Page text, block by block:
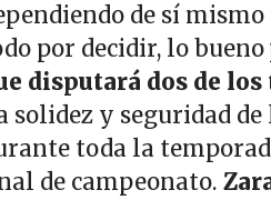
de sí
por decidir, lo bueno
disputará dos de
solidez y seguridad
toda la
de campeonato.